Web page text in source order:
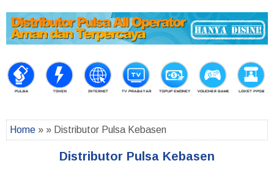
Home » » Distributor Pulsa Kebasen
Distributor Pulsa Kebasen